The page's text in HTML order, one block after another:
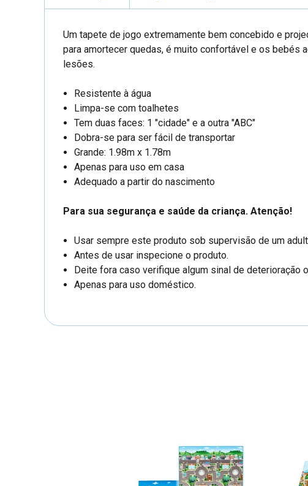
Um tapete de jogo extremamente bem concebido e
para amortecer quedas, é muito confortável e os bebés
lesões.
Resistente à água
Limpa-se com toalhetes
Tem duas faces: 1 "cidade" e a outra "ABC"
Dobra-se para ser fácil de transportar
Grande: 1.98m x 1.78m
Apenas para uso em casa
Adequado a partir do nascimento
Para sua segurança e saúde da criança. Atenção!
Usar sempre este produto sob supervisão de um
Antes de usar inspecione o produto.
Deite fora caso verifique algum sinal de deterioração
Apenas para uso doméstico.